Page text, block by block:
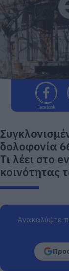
Facebook
δολοφονία
Τι λέει στο
κοινότητας
Ανακαλύψτε